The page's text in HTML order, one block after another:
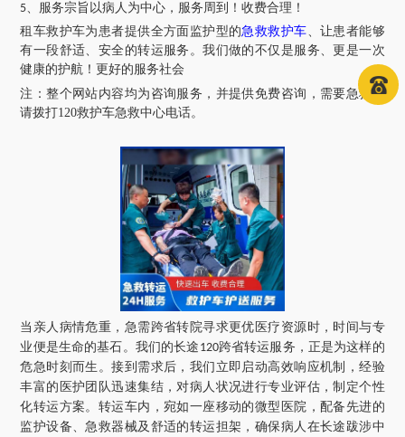
5、服务宗旨以病人为中心，服务周到！收费合理！
租车救护车为患者提供全方面监护型的急救救护车、让患者能够
有一段舒适、安全的转运服务。我们做的不仅是服务、更是一次
健康的护航！更好的服务社会
注：整个网站内容均为咨询服务，并提供免费咨询，需要急救车
请拨打120救护车急救中心电话。
当亲人病情危重，急需跨省转院寻求更优医疗资源时，时间与专
业便是生命的基石。我们的长途 120跨省转运服务，正是为这样的
危急时刻而生。接到需求后，我们立即启动高效响应机制，经验
丰富的医护团队迅速集结，对病人状况进行专业评估，制定个性
化转运方案。转运车内，宛如一座移动的微型医院，配备先进的
监护设备、急救器械及舒适的转运担架，确保病人在长途跋涉中